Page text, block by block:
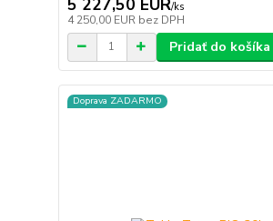
5 227,50 EUR/ks
4 250,00 EUR bez DPH
Pridať do košíka
Doprava ZADARMO